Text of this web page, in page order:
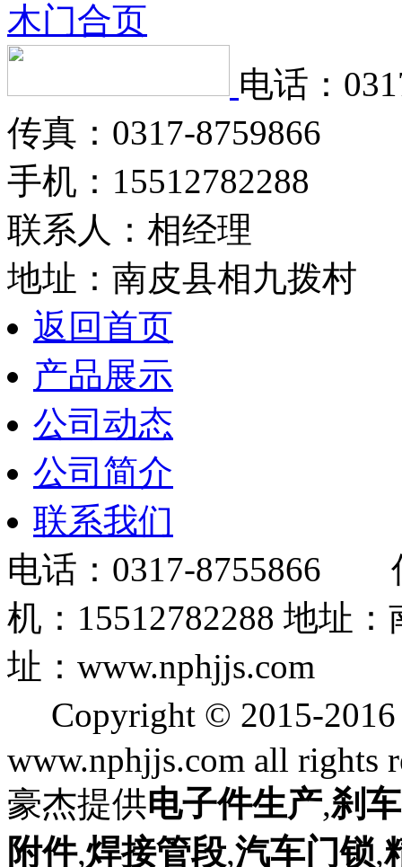
木门合页
电话：
传真：0317-8759866
手机：15512782288
联系人：相经理
地址：南皮县相九拨村
返回首页
产品展示
公司动态
公司简介
联系我们
电话：0317-8755866
机：15512782288 地
址：www.nphjjs.com
Copyright © 2015-
www.nphjjs.com all rights
豪杰提供电子件生产,刹
附件,焊接管段,汽车门锁,